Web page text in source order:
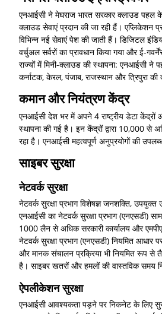
एनआईसी ने मेघराज भारत सरकार क्लाउड पहल के
क्लाउड सेवाएं प्रदान की जा रही हैं। एप्लिकेशन
विभिन्न नई सेवाएं पेश की जाती हैं। डिजिटल
वर्चुअल सर्वरों का प्रावधान किया गया और ई-
राज्यों में मिनी-क्लाउड की स्थापना: एनआईसी ने
कर्नाटक, केरल, पंजाब, राजस्थान और त्रिपुरा
कमान और नियंत्रण केंद्र
एनआईसी देश भर में अपने 4 राष्ट्रीय डेटा केंद्रों
स्थापना की गई है। इन केंद्रों द्वारा 10,000 से
रहा है। एनआईसी महत्वपूर्ण अनुप्रयोगों की
साइबर सुरक्षा
नेटवर्क सुरक्षा
नेटवर्क सुरक्षा प्रभाग विशेषज्ञ जनशक्ति,
एनआईसी का नेटवर्क सुरक्षा प्रभाग (एनएसडी)
1000 लैन से अधिक सरकारी कार्यालय और
नेटवर्क सुरक्षा प्रभाग (एनएसडी) नियमित आधार
और मानक संचालन प्रक्रिया भी नियमित रूप से
है। साइबर खतरों और हमलों की वास्तविक समय
ऐपलीकेशन सुरक्षा
एनआईसी आवश्यकता पड़ने पर निकनेट के लिए